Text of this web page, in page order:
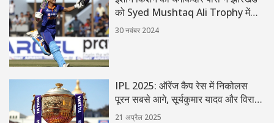
को Syed Mushtaq Ali Trophy में
दिलाई अद्वितीय जीत
30 नवंबर 2024
IPL 2025: ऑरेंज कैप रेस में निकोलस
पूरन सबसे आगे, सूर्यकुमार यादव और विराट
कोहली ने बढ़ाई टक्कर
21 अप्रैल 2025